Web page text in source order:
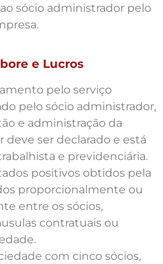
sócio administrador pelo
e Lucros
pelo serviço
pelo sócio administrador,
e administração da
deve ser declarado e está
e previdenciária.
positivos obtidos pela
proporcionalmente ou
entre os sócios,
contratuais ou
com cinco sócios,